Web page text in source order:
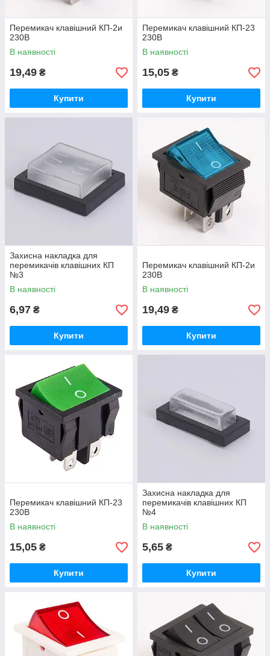
Перемикач клавішний КП-2и
230В
В наявності
19,49 ₴
Купити
Перемикач клавішний КП-23
230В
В наявності
15,05 ₴
Купити
Захисна накладка для
перемикачів клавішних КП
№3
В наявності
6,97 ₴
Купити
Перемикач клавішний КП-2и
230В
В наявності
19,49 ₴
Купити
Перемикач клавішний КП-23
230В
В наявності
15,05 ₴
Купити
Захисна накладка для
перемикачів клавішних КП
№4
В наявності
5,65 ₴
Купити